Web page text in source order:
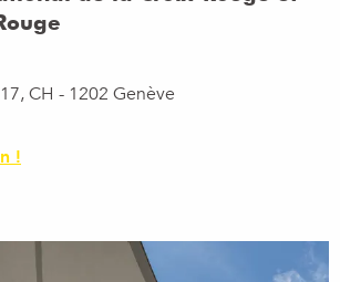
CH - 1202 Genève
!
aux favoris